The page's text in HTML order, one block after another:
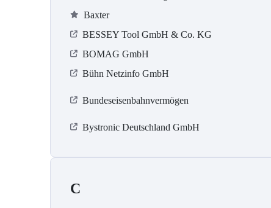
Baxter
BESSEY Tool GmbH & Co. KG
BOMAG GmbH
Bühn Netzinfo GmbH
Bundeseisenbahnvermögen
Bystronic Deutschland GmbH
C